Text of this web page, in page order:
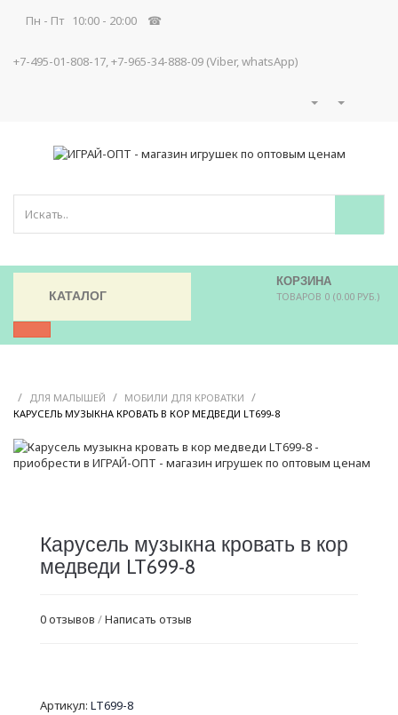
Пн - Пт 10:00 - 20:00 ☎
+7-495-01-808-17, +7-965-34-888-09 (Viber, whatsApp)
КОРЗИНА
ТОВАРОВ 0 (0.00 РУБ.)
КАТАЛОГ
/ ДЛЯ МАЛЫШЕЙ / МОБИЛИ ДЛЯ КРОВАТКИ /
КАРУСЕЛЬ МУЗЫКНА КРОВАТЬ В КОР МЕДВЕДИ LT699-8
Карусель музыкна кровать в кор
медведи LT699-8
0 отзывов /Написать отзыв
Артикул: LT699-8